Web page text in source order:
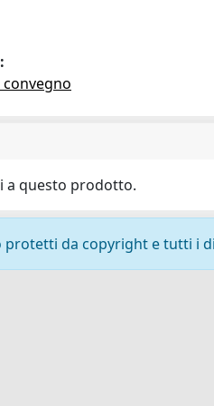
a questo prodotto.
protetti da copyright e tutti i